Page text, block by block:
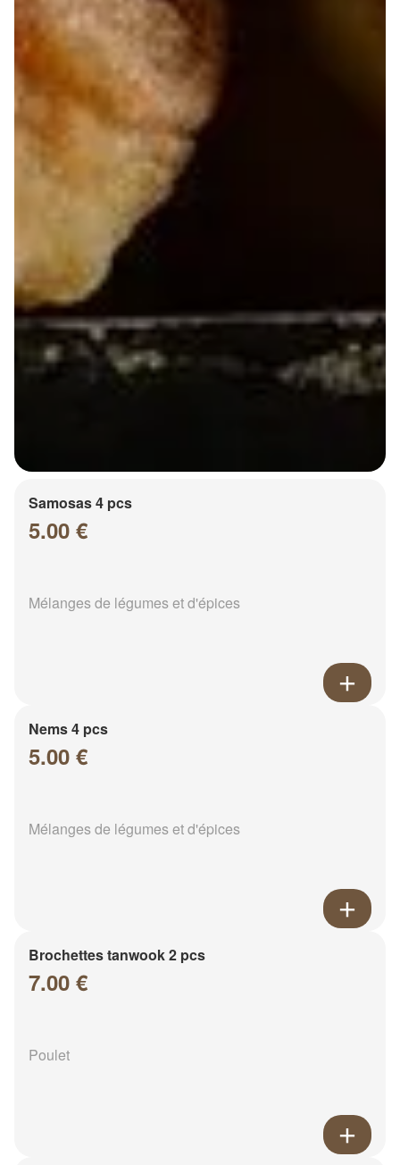
Samosas 4 pcs
5.00 €
Mélanges de légumes et d'épices
Nems 4 pcs
5.00 €
Mélanges de légumes et d'épices
Brochettes tanwook 2 pcs
7.00 €
Poulet